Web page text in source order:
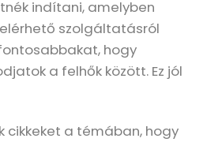
indítani, amelyben
szolgáltatásról
hogy
a felhők között. Ez jól
cikkeket a témában, hogy